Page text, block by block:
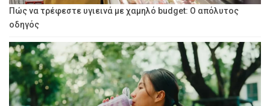
Πώς να τρέφεστε υγιεινά με χαμηλό budget: Ο απόλυτος
οδηγός